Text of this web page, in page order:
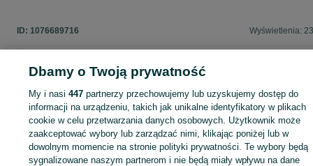
ID: 1076689716 Wyświetlenia:
Zaloguj się lub załóż konto na OLX, aby skontaktować się z
sprzedającym
Zaloguj się / Załóż konto
Dbamy o Twoją prywatność
My i nasi447 partnerzy przechowujemy lub uzyskujemy dostęp do
informacji na urządzeniu, takich jak unikalne identyfikatory w plikach
cookie w celu przetwarzania danych osobowych. Użytkownik może
zaakceptować wybory lub zarządzać nimi, klikając poniżej lub w
dowolnym momencie na stronie polityki prywatności. Te wybory będą
sygnalizowane naszym partnerom i nie będą miały wpływu na dane